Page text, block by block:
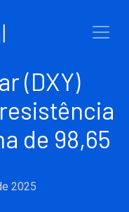
(DXY)
de 98,65
2025